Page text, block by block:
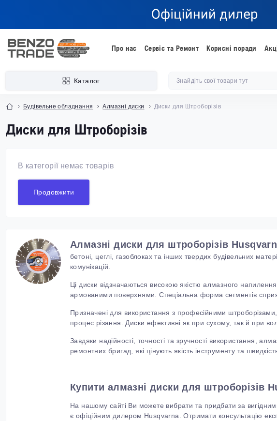
Про нас Сервіс та Ремонт Корисні поради
Каталог
Будівельне обладнання Алмазні диски Диски для Штроборізів
Диски для Штроборізів
В категорії немає товарів
Продовжити
Алмазні диски для штроборізів
бетоні, цеглі, газоблоках та інших твердих будівельних
комунікацій.
Ці диски відзначаються високою якістю алмазного
армованими поверхнями. Спеціальна форма сегментів
Призначені для використання з професійними
процес різання. Диски ефективні як при сухому, так й при
Завдяки надійності, точності та зручності використання,
ремонтних бригад, які цінують якість інструменту та
Купити алмазні диски для штроборізів
На нашому сайті Ви можете вибрати та придбати за
є офіційним дилером Husqvarna. Отримати консультацію